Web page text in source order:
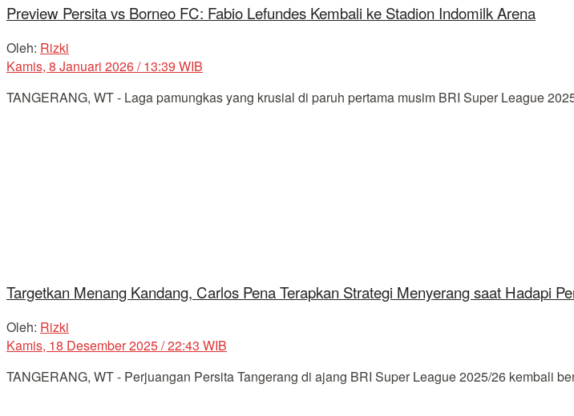
Preview Persita vs Borneo FC: Fabio Lefundes Kembali ke Stadion Indomilk Arena
Oleh: Rizki
Kamis, 8 Januari 2026 / 13:39 WIB
TANGERANG, WT - Laga pamungkas yang krusial di paruh pertama musim BRI Super League
Targetkan Menang Kandang, Carlos Pena Terapkan Strategi Menyerang saat Hadapi
Oleh: Rizki
Kamis, 18 Desember 2025 / 22:43 WIB
TANGERANG, WT - Perjuangan Persita Tangerang di ajang BRI Super League 2025/26 kembali